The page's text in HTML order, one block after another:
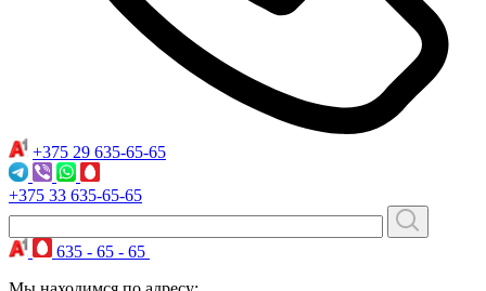
+375 29 635-65-65
+375 33 635-65-65
635 - 65 - 65